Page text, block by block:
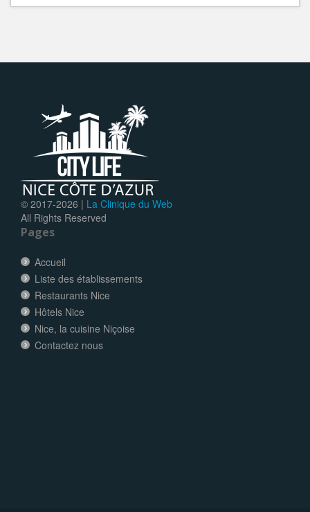
© 2017-2026 | La Clinique du Web
All Rights Reserved
Pages
Accueil
Liste des établissements
Restaurants Nice
Hôtels Nice
Nice, la cuisine Niçoise
Contactez nous